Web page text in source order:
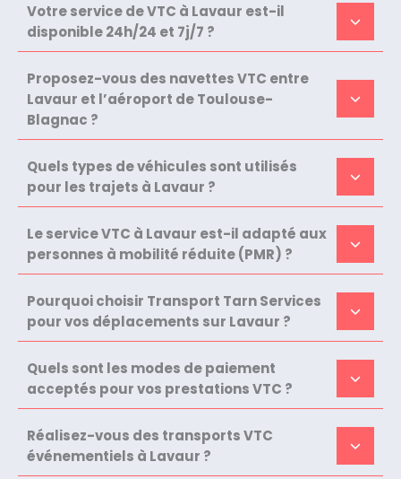
Votre service de VTC à Lavaur est-il
disponible 24h/24 et 7j/7 ?
Proposez-vous des navettes VTC entre
Lavaur et l’aéroport de Toulouse-
Blagnac ?
Quels types de véhicules sont utilisés
pour les trajets à Lavaur ?
Le service VTC à Lavaur est-il adapté aux
personnes à mobilité réduite (PMR) ?
Pourquoi choisir Transport Tarn Services
pour vos déplacements sur Lavaur ?
Quels sont les modes de paiement
acceptés pour vos prestations VTC ?
Réalisez-vous des transports VTC
événementiels à Lavaur ?